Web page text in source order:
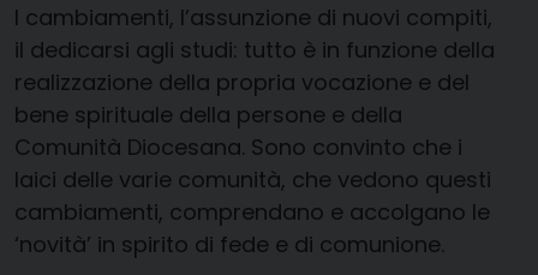
I cambiamenti, l’assunzione di nuovi compiti,
il dedicarsi agli studi: tutto è in funzione della
realizzazione della propria vocazione e del
bene spirituale della persone e della
Comunità Diocesana. Sono convinto che i
laici delle varie comunità, che vedono questi
cambiamenti, comprendano e accolgano le
‘novità’ in spirito di fede e di comunione.